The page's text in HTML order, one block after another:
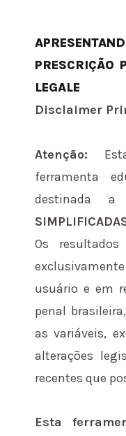
PRESCRIÇÃO
LEGALE
Disclaimer
Atenção:
ferramenta
destinada
Os resultados
usuário e em
penal
as variáveis,
alterações
recentes que
Esta